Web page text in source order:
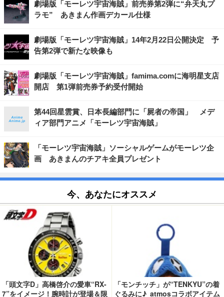
劇場版「モーレツ宇宙海賊」前売券第2弾に“弁天丸プ
ラモ” あきまん作画デカール仕様
劇場版「モーレツ宇宙海賊」14年2月22日公開決定 予
告第2弾で新たな映像も
劇場版「モーレツ宇宙海賊」famima.comに海明星支店
開店 第1弾前売券予約受付開始
第44回星雲賞、日本長編部門に「屍者の帝国」 メデ
ィア部門アニメ「モーレツ宇宙海賊」
「モーレツ宇宙海賊」ソーシャルゲームがモーレツ企
画 あきまんのチアキ全員プレゼント
今、あなたにオススメ
「頭文字D」高橋啓介の愛車“RX-
7”をイメージ！腕時計が登場＆限
「モンチッチ」が“TENKYU”の着
ぐるみに♪ atmosコラボアイテム